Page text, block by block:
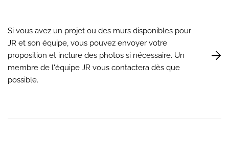
Si vous avez un projet ou des murs disponibles pour
JR et son équipe, vous pouvez envoyer votre
proposition et inclure des photos si nécessaire. Un
membre de l'équipe JR vous contactera dès que
possible.